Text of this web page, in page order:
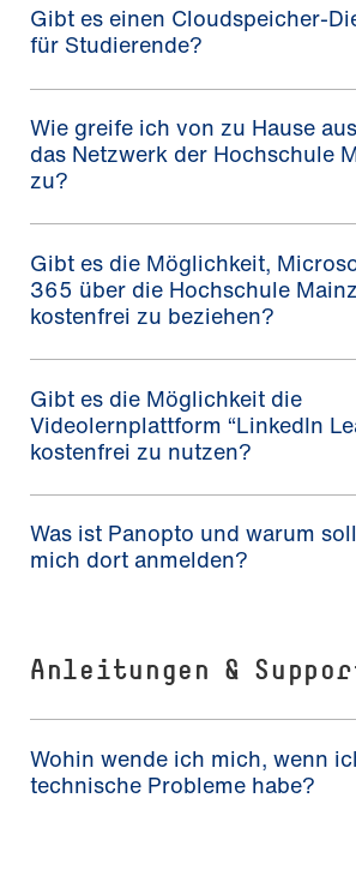
Gibt es einen Cloudspeicher-
für Studierende?
Wie greife ich von zu Hause
das Netzwerk der Hochschule
zu?
Gibt es die Möglichkeit,
365 über die Hochschule Mainz
kostenfrei zu beziehen?
Gibt es die Möglichkeit die
Videolernplattform “LinkedIn
kostenfrei zu nutzen?
Was ist Panopto und warum
mich dort anmelden?
Anleitungen &
Wohin wende ich mich, wenn
technische Probleme habe?